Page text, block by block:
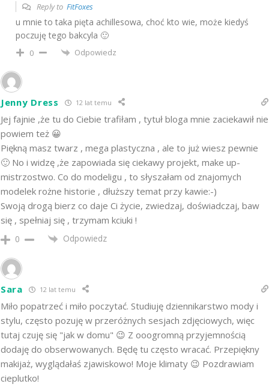
Reply to FitFoxes
u mnie to taka pięta achillesowa, choć kto wie, może kiedyś
poczuję tego bakcyla 🙂
0 Odpowiedz
Jenny Dress 12 lat temu
Jej fajnie ,że tu do Ciebie trafiłam , tytuł bloga mnie zaciekawił nie
powiem też 😀
Piękną masz twarz , mega plastyczna , ale to już wiesz pewnie
🙂 No i widzę ,że zapowiada się ciekawy projekt, make up-
mistrzostwo. Co do modeligu , to słyszałam od znajomych
modelek rożne historie , dłuższy temat przy kawie:-)
Swoją drogą bierz co daje Ci życie, zwiedzaj, doświadczaj, baw
się , spełniaj się , trzymam kciuki !
0 Odpowiedz
Sara 12 lat temu
Miło popatrzeć i miło poczytać. Studiuję dziennikarstwo mody i
stylu, często pozuję w przeróżnych sesjach zdjęciowych, więc
tutaj czuję się "jak w domu" 😉 Z ooogromną przyjemnością
dodaję do obserwowanych. Będę tu często wracać. Przepiękny
makijaż, wyglądałaś zjawiskowo! Moje klimaty 😉 Pozdrawiam
cieplutko!